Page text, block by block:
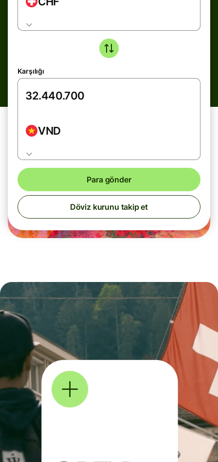
Karşılığı
VND
Para gönder
Döviz kurunu takip et